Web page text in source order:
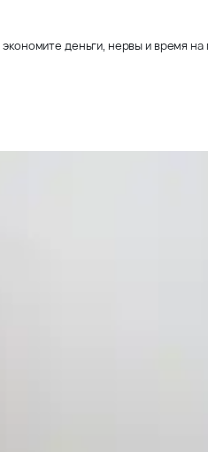
деньги, нервы и время на